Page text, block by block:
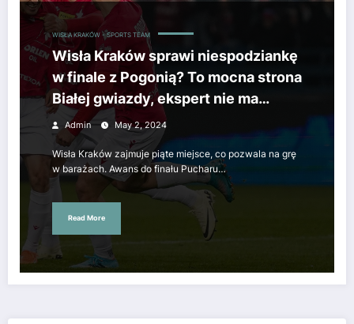
WISŁA KRAKÓW - SPORTS TEAM
Wisła Kraków sprawi niespodziankę
w finale z Pogonią? To mocna strona
Białej gwiazdy, ekspert nie ma
wątpliwości
Admin May 2, 2024
Wisła Kraków zajmuje piąte miejsce, co pozwala na grę
w barażach. Awans do finału Pucharu…
Read More